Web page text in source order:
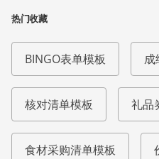
热门收藏
BINGO表单模板 成
核对清单模板 礼品
食材采购清单模板